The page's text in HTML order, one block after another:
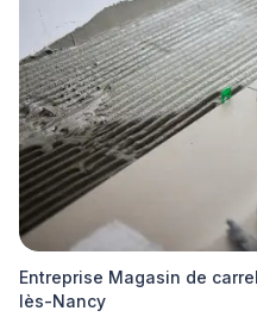
Entreprise Magasin de
lès-Nancy